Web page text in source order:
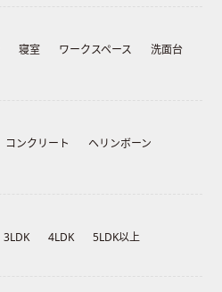
寝室 ワークスペース
洗面台
コンクリート
ヘリンボーン
3LDK 4LDK 5LDK以上